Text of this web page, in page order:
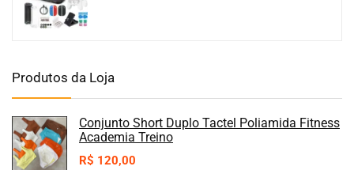
Produtos da Loja
Conjunto Short Duplo Tactel Poliamida Fitness
Academia Treino
R$ 120,00